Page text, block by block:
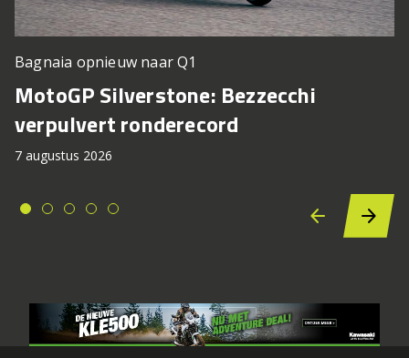
Bagnaia opnieuw naar Q1
MotoGP Silverstone: Bezzecchi
verpulvert ronderecord
7 augustus 2026